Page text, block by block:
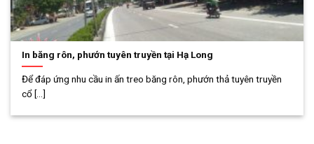
In băng rôn, phướn tuyên truyền tại Hạ Long
Để đáp ứng nhu cầu in ấn treo băng rôn, phướn thả tuyên truyền
cổ [...]